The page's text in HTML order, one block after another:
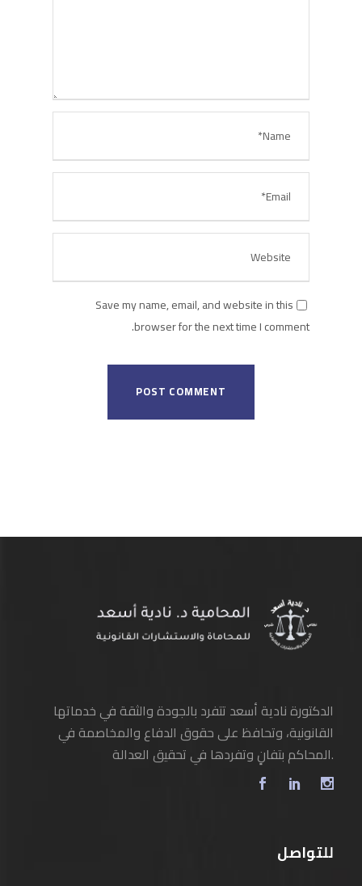
Save my name, email, and website in this
browser for the next time I comment.
الدكتورة نادية أسعد تتفرد بالجودة والثقة في خدماتها
القانونية، وتحافظ على حقوق الدفاع والمخاصمة في
المحاكم بتفانٍ وتفردها في تحقيق العدالة.
للتواصل